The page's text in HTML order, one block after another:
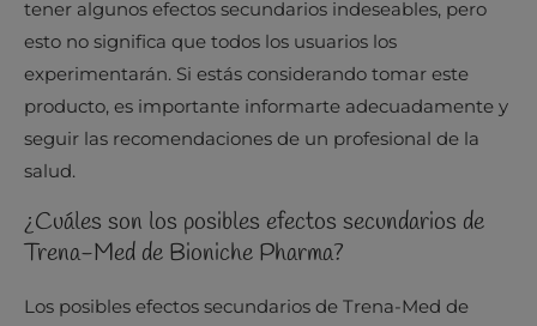
tener algunos efectos secundarios indeseables, pero
esto no significa que todos los usuarios los
experimentarán. Si estás considerando tomar este
producto, es importante informarte adecuadamente y
seguir las recomendaciones de un profesional de la
salud.
¿Cuáles son los posibles efectos secundarios de
Trena-Med de Bioniche Pharma?
Los posibles efectos secundarios de Trena-Med de